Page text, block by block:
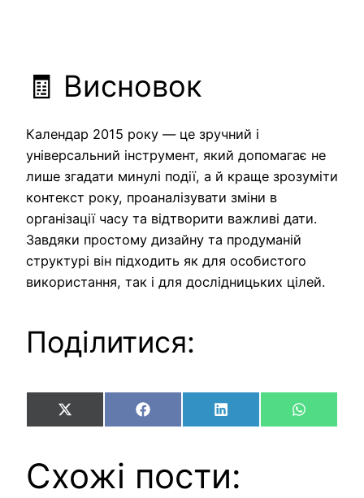
🧾 Висновок
Календар 2015 року — це зручний і
універсальний інструмент, який допомагає не
лише згадати минулі події, а й краще зрозуміти
контекст року, проаналізувати зміни в
організації часу та відтворити важливі дати.
Завдяки простому дизайну та продуманій
структурі він підходить як для особистого
використання, так і для дослідницьких цілей.
Поділитися:
Share
on
X
(Twitter)
Share
on
Facebook
Share
on
LinkedIn
Share
on
Схожі пости: